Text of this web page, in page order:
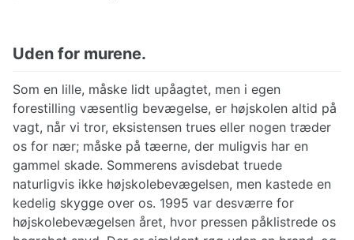
Uden for murene.
Som en lille, måske lidt upåagtet, men i egen
forestilling væsentlig bevægelse, er højskolen altid på
vagt, når vi tror, eksistensen trues eller nogen træder
os for nær; måske på tæerne, der muligvis har en
gammel skade. Sommerens avisdebat truede
naturligvis ikke højskolebevægelsen, men kastede en
kedelig skygge over os. 1995 var desværre for
højskolebevægelsen året, hvor pressen påklistrede os